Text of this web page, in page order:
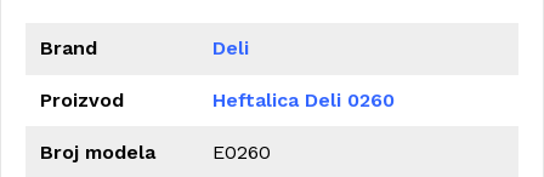
Brand Deli
Proizvod Heftalica Deli 0260
Broj modela E0260